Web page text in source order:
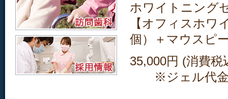
ホワイトニング
【オフィスホワ
個）＋マウス
35,000円 (消費税
※ジェル代金